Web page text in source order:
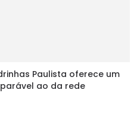
Paulista oferece um
ao da rede